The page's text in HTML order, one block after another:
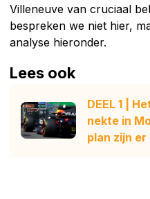
Villeneuve van cruciaal
bespreken we niet hier,
analyse hieronder.
Lees ook
DEEL 1 |
nekte in
plan zijn